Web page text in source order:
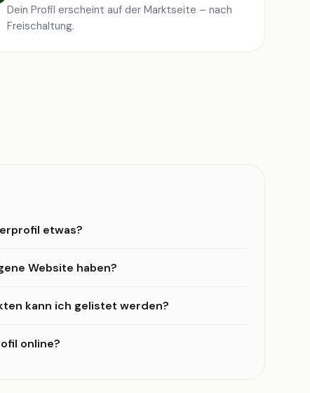
Dein Profil erscheint auf der Marktseite – nach
Freischaltung.
etwas?
Website haben?
kann ich gelistet werden?
online?